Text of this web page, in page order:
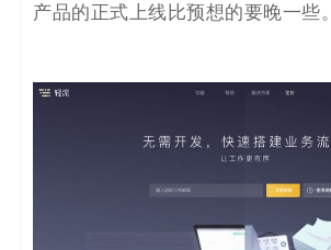
白
皮
产品的正式上线比预想的要晚一些。